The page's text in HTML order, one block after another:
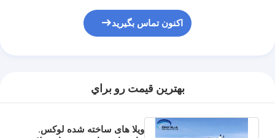
اکنون تماس بگیرید
بهترين قيمت رو براي
ویلا های ساخته شده لوکس.